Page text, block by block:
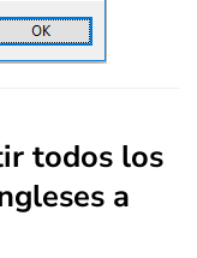
todos los
a